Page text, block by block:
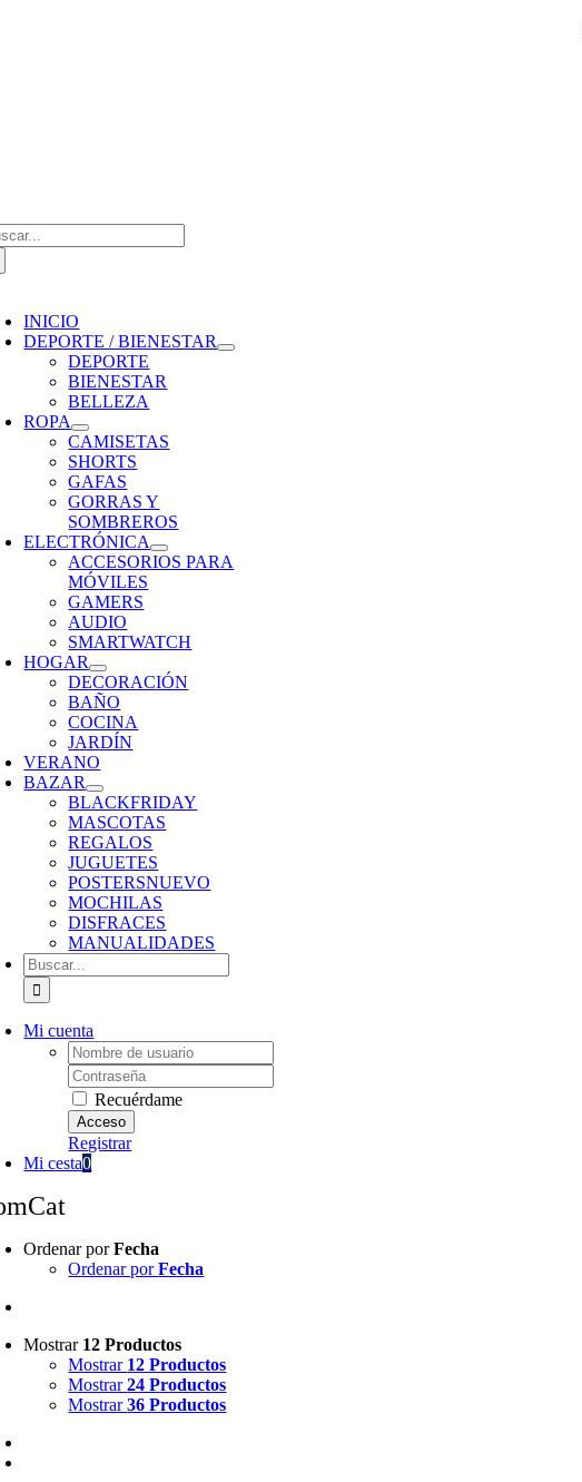
INICIO
DEPORTE / BIENESTAR
DEPORTE
BIENESTAR
BELLEZA
ROPA
CAMISETAS
SHORTS
GAFAS
GORRAS Y
SOMBREROS
ELECTRÓNICA
ACCESORIOS PARA
MÓVILES
GAMERS
AUDIO
SMARTWATCH
HOGAR
DECORACIÓN
BAÑO
COCINA
JARDÍN
VERANO
BAZAR
BLACKFRIDAY
MASCOTAS
REGALOS
JUGUETES
POSTERSNUEVO
MOCHILAS
DISFRACES
MANUALIDADES
Buscar:
Mi cuenta
Username:
Password:
Recuérdame
Registrar
Mi cesta0
Ordenar porFecha
Ordenar porFecha
Mostrar 12 Productos
Mostrar 12 Productos
Mostrar24 Productos
Mostrar36 Productos